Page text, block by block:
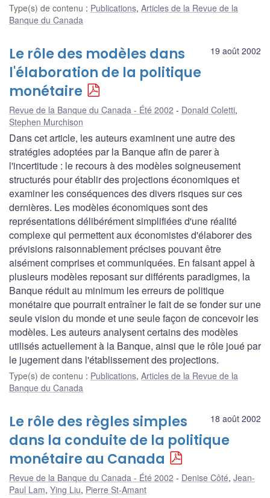
Type(s) de contenu : Publications, Articles de la Revue de la
Banque du Canada
19 août 2002
Le rôle des modèles dans
l'élaboration de la politique
monétaire
Revue de la Banque du Canada - Été 2002 Donald Coletti,
Stephen Murchison
Dans cet article, les auteurs examinent une autre des
stratégies adoptées par la Banque afin de parer à
l'incertitude : le recours à des modèles soigneusement
structurés pour établir des projections économiques et
examiner les conséquences des divers risques sur ces
dernières. Les modèles économiques sont des
représentations délibérément simplifiées d'une réalité
complexe qui permettent aux économistes d'élaborer des
prévisions raisonnablement précises pouvant être
aisément comprises et communiquées. En faisant appel à
plusieurs modèles reposant sur différents paradigmes, la
Banque réduit au minimum les erreurs de politique
monétaire que pourrait entraîner le fait de se fonder sur une
seule vision du monde et une seule façon de concevoir les
modèles. Les auteurs analysent certains des modèles
utilisés actuellement à la Banque, ainsi que le rôle joué par
le jugement dans l'établissement des projections.
Type(s) de contenu : Publications, Articles de la Revue de la
Banque du Canada
18 août 2002
Le rôle des règles simples
dans la conduite de la politique
monétaire au Canada
Revue de la Banque du Canada - Été 2002 Denise Côté, Jean-
Paul Lam, Ying Liu, Pierre St-Amant